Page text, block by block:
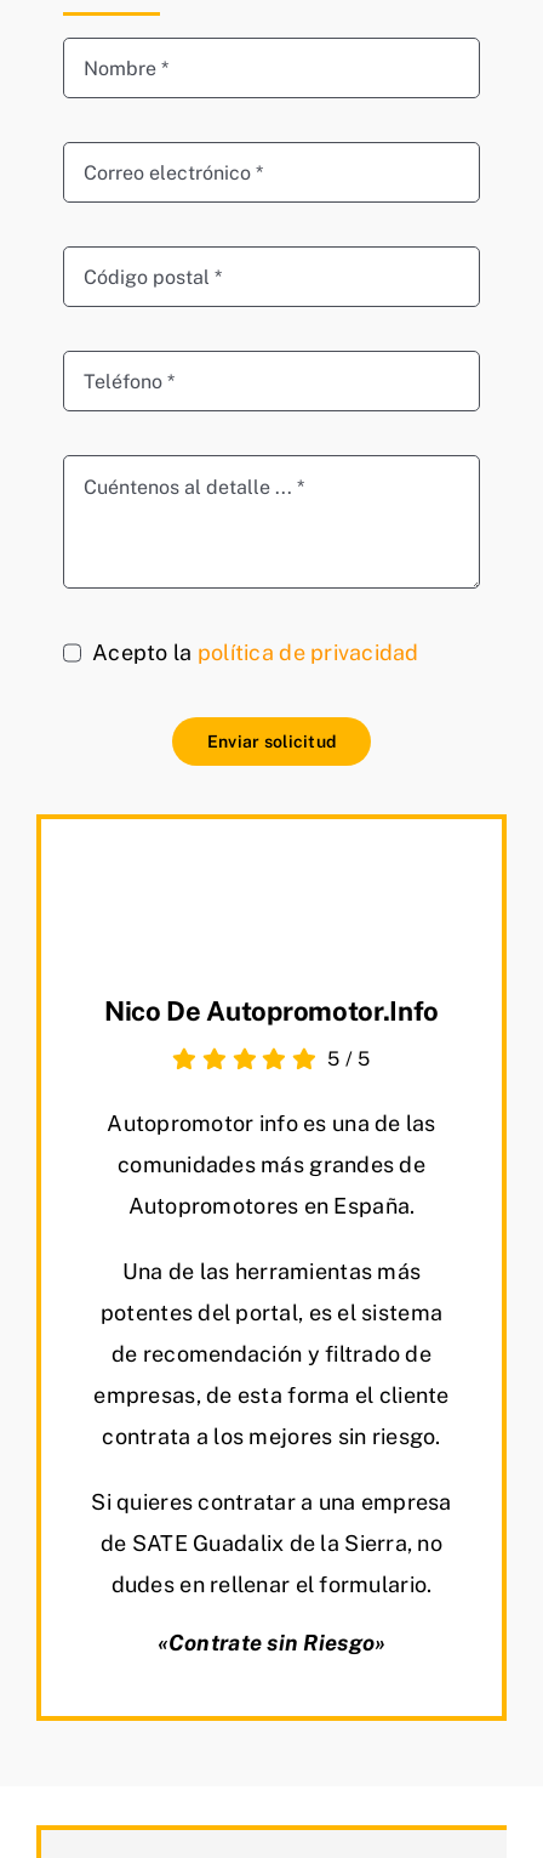
Acepto la política de privacidad
Enviar solicitud
Nico De Autopromotor.info
5 / 5
Autopromotor info es una de las
comunidades más grandes de
Autopromotores en España.
Una de las herramientas más
potentes del portal, es el sistema
de recomendación y filtrado de
empresas, de esta forma el cliente
contrata a los mejores sin riesgo.
Si quieres contratar a una empresa
de SATE Guadalix de la Sierra, no
dudes en rellenar el formulario.
«Contrate sin Riesgo»